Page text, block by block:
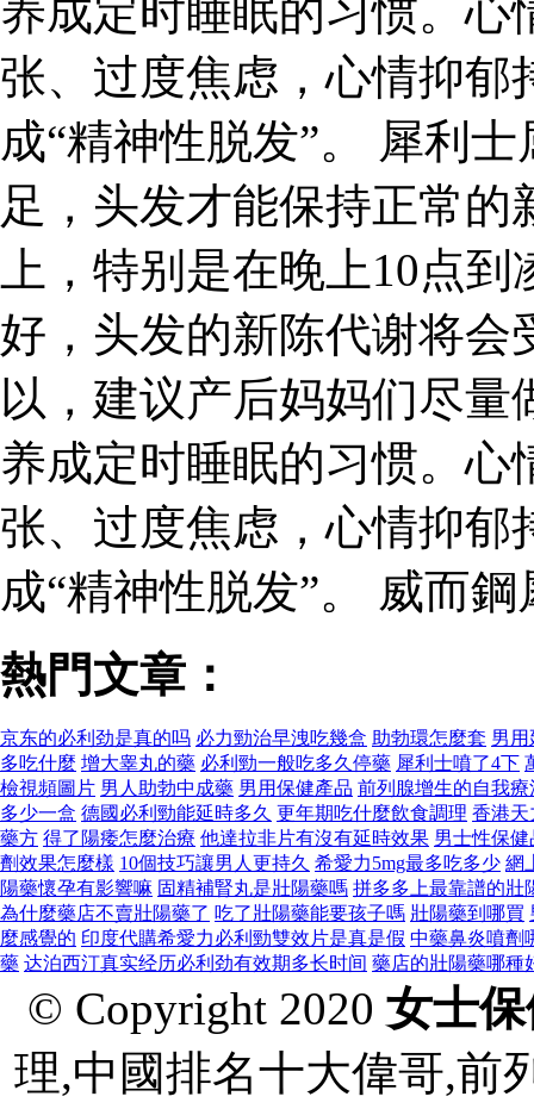
养成定时睡眠的习惯。
张、过度焦虑，心情抑郁
成“精神性脱发”。 犀利
足，头发才能保持正常
上，特别是在晚上10点
好，头发的新陈代谢将会
以，建议产后妈妈们尽
养成定时睡眠的习惯。
张、过度焦虑，心情抑郁
成“精神性脱发”。 威而
熱門文章：
京东的必利劲是真的吗 必力勁治早洩吃幾盒 助勃環怎麼套 男用
多吃什麼 增大睾丸的藥 必利勁一般吃多久停藥 犀利士噴了4下
檢視頻圖片 男人助勃中成藥 男用保健產品 前列腺增生的自​​我療
多少一盒 德國必利勁能延時多久 更年期吃什麼飲食調理 香港天
藥方 得了陽痿怎麼治療 他達拉非片有沒有延時效果 男士性保
劑效果怎麼樣 10個技巧讓男人更持久 希愛力5mg最多吃多少 網
陽藥懷孕有影響嘛 固精補腎丸是壯陽藥嗎 拼多多上最靠譜的壯
為什麼藥店不賣壯陽藥了 吃了壯陽藥能要孩子嗎 壯陽藥到哪買
麼感覺的 印度代購希愛力必利勁雙效片是真是假 中藥鼻炎噴劑
藥 达泊西汀真实经历必利劲有效期多长时间 藥店的壯陽藥哪種
© Copyright 2020 女士
理,中國排名十大偉哥,前